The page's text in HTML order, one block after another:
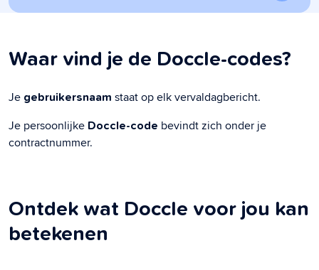
Waar vind je de Doccle-codes?
Je gebruikersnaam staat op elk vervaldagbericht.
Je persoonlijke Doccle-code bevindt zich onder je
contractnummer.
Ontdek wat Doccle voor jou kan
betekenen